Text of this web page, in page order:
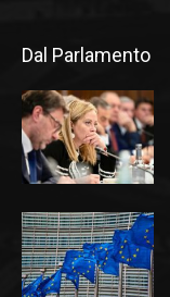
Dal Parlamento